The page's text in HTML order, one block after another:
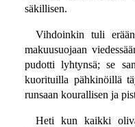
säkillisen.
Vihdoinkin tuli
makuusuojaan
pudotti lyhtynsä; se
kuorituilla pähkinöillä
runsaan kourallisen ja
Heti kun kaikki